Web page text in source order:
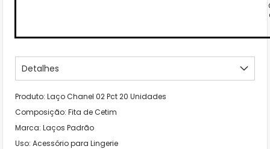
Detalhes
Produto: Laço Chanel 02 Pct 20 Unidades
Composição: Fita de Cetim
Marca: Laços Padrão
Uso: Acessório para Lingerie